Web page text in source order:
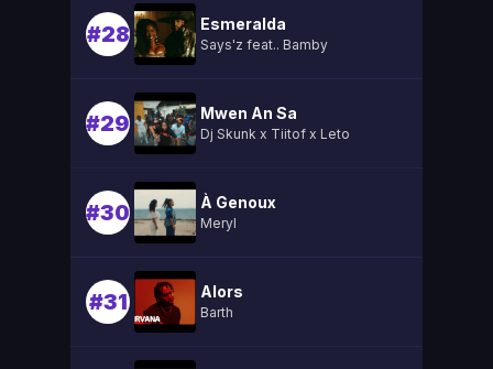
#28 Esmeralda
Says'z feat.. Bamby
#29 Mwen An Sa
Dj Skunk x Tiitof x Leto
#30 À Genoux
Meryl
#31 Alors
Barth